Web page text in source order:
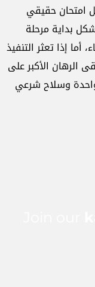
امتحانحقيقي
بداية مرحلة
أما إذاتعثر التنفيذ
الرهان الأكبرعلى
وسلاحشرعي